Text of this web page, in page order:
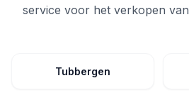
service voor het verkopen van
Tubbergen